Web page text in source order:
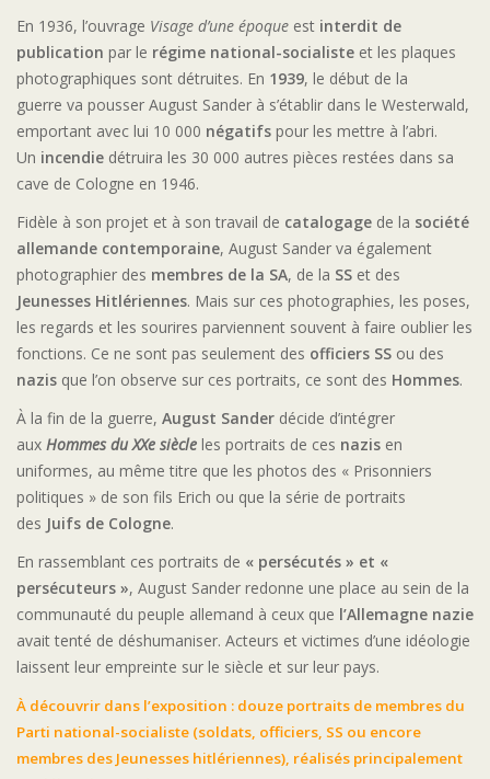
En 1936, l’ouvrage Visage d’une époque est interdit de
publication par le régime national-socialiste et les plaques
photographiques sont détruites. En 1939, le début de la
guerre va pousser August Sander à s’établir dans le Westerwald,
emportant avec lui 10 000 négatifs pour les mettre à l’abri.
Un incendie détruira les 30 000 autres pièces restées dans sa
cave de Cologne en 1946.
Fidèle à son projet et à son travail de catalogage de la société
allemande contemporaine, August Sander va également
photographier des membres de la SA, de la SS et des
Jeunesses Hitlériennes. Mais sur ces photographies, les poses,
les regards et les sourires parviennent souvent à faire oublier les
fonctions. Ce ne sont pas seulement des officiers SS ou des
nazis que l’on observe sur ces portraits, ce sont des Hommes.
À la fin de la guerre, August Sander décide d’intégrer
aux Hommes du XXe siècle les portraits de ces nazis en
uniformes, au même titre que les photos des « Prisonniers
politiques » de son fils Erich ou que la série de portraits
des Juifs de Cologne.
En rassemblant ces portraits de « persécutés » et «
persécuteurs », August Sander redonne une place au sein de la
communauté du peuple allemand à ceux que l’Allemagne nazie
avait tenté de déshumaniser. Acteurs et victimes d’une idéologie
laissent leur empreinte sur le siècle et sur leur pays.
À découvrir dans l’exposition : douze portraits de membres du
Parti national-socialiste (soldats, officiers, SS ou encore
membres des Jeunesses hitlériennes), réalisés principalement